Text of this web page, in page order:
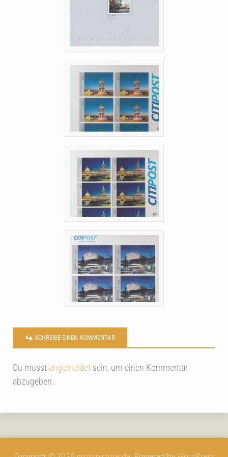
SCHREIBE EINEN KOMMENTAR
Du musst angemeldet sein, um einen Kommentar
abzugeben.